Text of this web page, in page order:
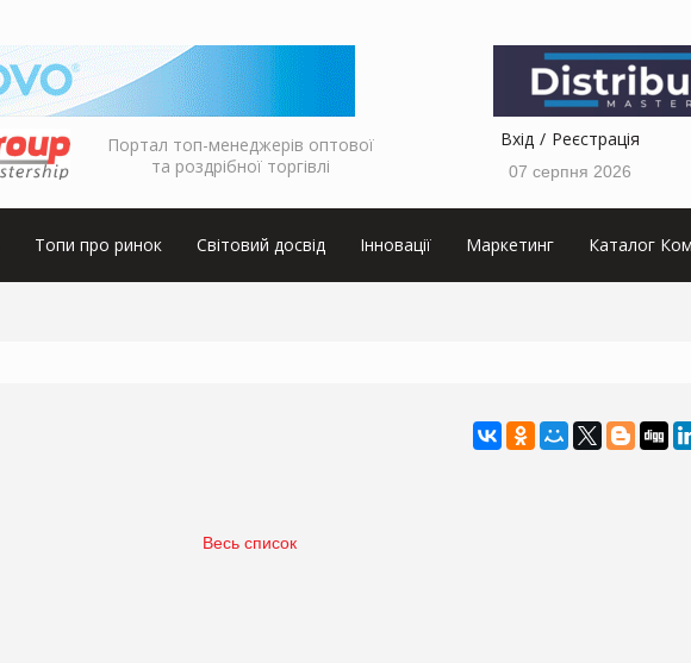
Портал топ-менеджерів оптової
та роздрібної торгівлі
Вхід Реєстрація
07 серпня 2026
Топи про ринок Світовий досвід Інновації Маркетинг Каталог
Весь список